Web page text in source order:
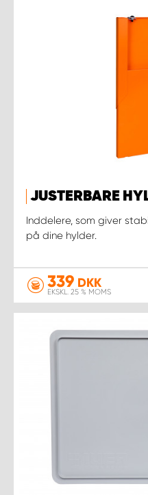
JUSTERBARE
Inddelere, som giver
på dine hylder.
339 DKK
EKSKL. 25 % MOMS